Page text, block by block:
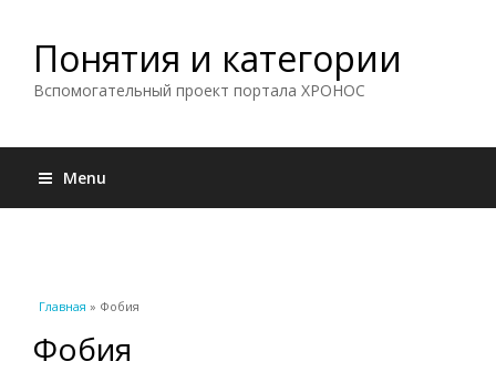
Понятия и категории
Вспомогательный проект портала ХРОНОС
Menu
Вы здесь
Главная » Фобия
Фобия